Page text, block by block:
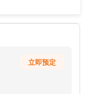
立即预定